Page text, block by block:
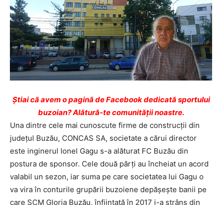
Ştiai că avem o pagină de Facebook dedicată sportului
buzoian? Alătură-te comunității noastre.
Una dintre cele mai cunoscute firme de construcţii din
judeţul Buzău, CONCAS SA, societate a cărui director
este inginerul Ionel Gagu s-a alăturat FC Buzău din
postura de sponsor. Cele două părţi au încheiat un acord
valabil un sezon, iar suma pe care societatea lui Gagu o
va vira în conturile grupării buzoiene depăşeşte banii pe
care SCM Gloria Buzău, înfiinţată în 2017 i-a strâns din